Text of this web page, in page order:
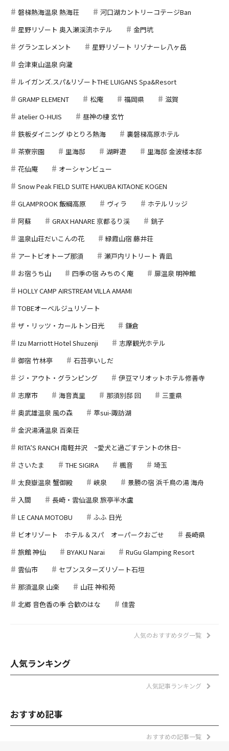
磐梯熱海温泉 熱海荘
河口湖カントリーコテージBan
星野リゾート 奥入瀬渓流ホテル
金門坑
グランエレメント
星野リゾート リゾナーレ八ヶ岳
会津東山温泉 向瀧
ルイガンズ.スパ&リゾートTHE LUIGANS Spa&Resort
GRAMP ELEMENT
松庵 福岡県
滋賀
atelier O-HUIS
昼神の棲 玄竹
鉄板ダイニング ゆとりろ熱海
裏磐梯高原ホテル
茶寮宗園
里海邸 湖畔遊
里海邸 金波楼本邸
花仙庵
オーシャンビュー
Snow Peak FIELD SUITE HAKUBA KITAONE KOGEN
GLAMPROOK 飯綱高原
ヴィラ
ホテルリッジ
阿蘇
GRAX HANARE 京都るり渓
銚子
温泉山荘だいこんの花
緑霞山宿 藤井荘
アートビオトープ那須
瀬戸内リトリート 青凪
お宿うち山
四季の宿 みちのく庵
扉温泉 明神館
HOLLY CAMP AIRSTREAM VILLA AMAMI
TOBEオーベルジュリゾート
ザ・リッツ・カールトン日光
鎌倉
Izu Marriott Hotel Shuzenji
志摩観光ホテル
御宿 竹林亭
石苔亭いしだ
ジ・アウト・グランピング
伊豆マリオットホテル修善寺
志摩市
海音真里 那須別邸 回
三重県
奥武雄温泉 風の森
萃sui-諏訪湖
金沢湯涌温泉 百楽荘
RITA’S RANCH 南軽井沢 ~愛犬と過ごすテントの休日~
さいたま
THE SIGIRA 楓音
埼玉
太良嶽温泉 蟹御殿
峡泉
景勝の宿 浜千鳥の湯 海舟
入間
長崎・雲仙温泉 旅亭半水盧
LE CANA MOTOBU
ふふ 日光
ビオリゾート ホテル＆スパ オーパークおごせ
長崎県
旅館 神仙
BYAKU Narai
RuGu Glamping Resort
雲仙市
セブンスターズリゾート石垣
那須温泉 山楽
山荘 神和苑
北郷 音色香の季 合歓のはな
佳雲
人気のおすすめタグ一覧
人気ランキング
人気記事ランキング
おすすめ記事
おすすめの記事一覧